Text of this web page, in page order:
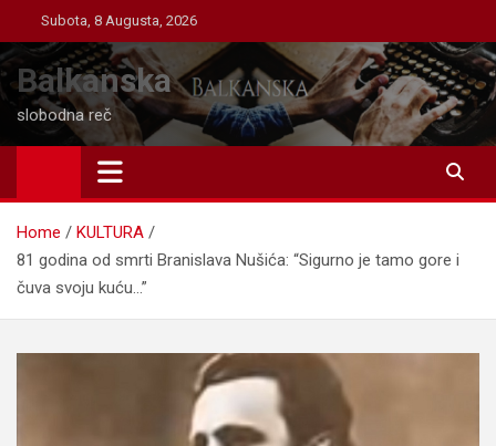
to
content
Subota, 8 Augusta, 2026
Balkanska
slobodna reč
Home
KULTURA
81 godina od smrti Branislava Nušića: “Sigurno je tamo gore i
čuva svoju kuću…”